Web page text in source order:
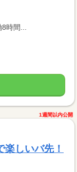
時間...
1週間以内公開
しいバ先！